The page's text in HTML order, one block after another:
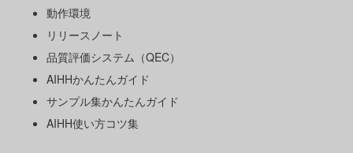
動作環境
リリースノート
品質評価システム（QEC）
AIHHかんたんガイド
サンプル集かんたんガイド
AIHH使い方コツ集